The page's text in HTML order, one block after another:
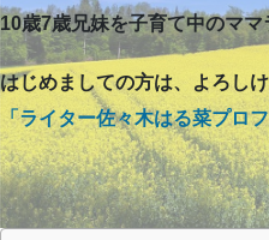
10歳7歳兄妹を子育て中のママ
はじめましての方は、よろし
「ライター佐々木はる菜プロ